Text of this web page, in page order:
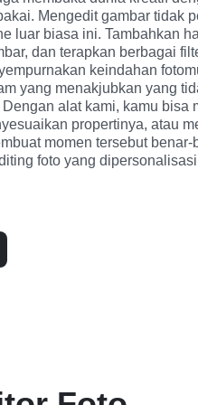
Mengedit gambar tidak
luar biasa ini. Tambahkan
dan terapkan berbagai
keindahan
yang menakjubkan yang
alat kami, kamu bisa
propertinya, atau
momen tersebut benar-
foto yang